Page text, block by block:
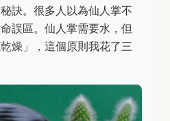
訣。很多人以為仙人掌不
誤區。仙人掌需要水，但
燥」，這個原則我花了三